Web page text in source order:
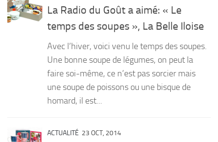
La Radio du Goût a aimé: « Le
temps des soupes », La Belle Iloise
Avec l’hiver, voici venu le temps des soupes.
Une bonne soupe de légumes, on peut la
faire soi-même, ce n’est pas sorcier mais
une soupe de poissons ou une bisque de
homard, il est...
ACTUALITÉ 23 OCT, 2014